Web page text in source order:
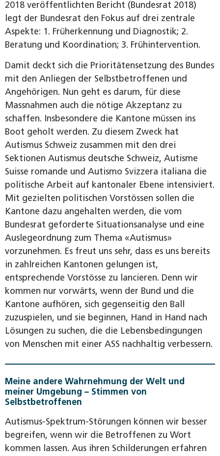
2018 veröffentlichten Bericht (Bundesrat 2018)
legt der Bundesrat den Fokus auf drei zentrale
Aspekte: 1. Früherkennung und Diagnostik; 2.
Beratung und Koordination; 3. Frühintervention.
Damit deckt sich die Prioritätensetzung des Bundes
mit den Anliegen der Selbstbetroffenen und
Angehörigen. Nun geht es darum, für diese
Massnahmen auch die nötige Akzeptanz zu
schaffen. Insbesondere die Kantone müssen ins
Boot geholt werden. Zu diesem Zweck hat
Autismus Schweiz zusammen mit den drei
Sektionen Autismus deutsche Schweiz, Autisme
Suisse romande und Autismo Svizzera italiana die
politische Arbeit auf kantonaler Ebene intensiviert.
Mit gezielten politischen Vorstössen sollen die
Kantone dazu angehalten werden, die vom
Bundesrat geforderte Situa­tionsanalyse und eine
Auslegeordnung zum Thema «Autismus»
vorzunehmen. Es freut uns sehr, dass es uns bereits
in zahlreichen Kantonen gelungen ist,
entsprechende Vorstösse zu lancieren. Denn wir
kommen nur vorwärts, wenn der Bund und die
Kantone aufhören, sich gegenseitig den Ball
zuzuspielen, und sie beginnen, Hand in Hand nach
Lösungen zu suchen, die die Lebensbedingungen
von Menschen mit einer ASS nachhaltig verbessern.
Meine andere Wahrnehmung der Welt und
meiner Umgebung – Stimmen von
Selbstbetroffenen
Autismus-Spektrum-Störungen können wir besser
begreifen, wenn wir die Betroffenen zu Wort
kommen lassen. Aus ihren Schilderungen erfahren